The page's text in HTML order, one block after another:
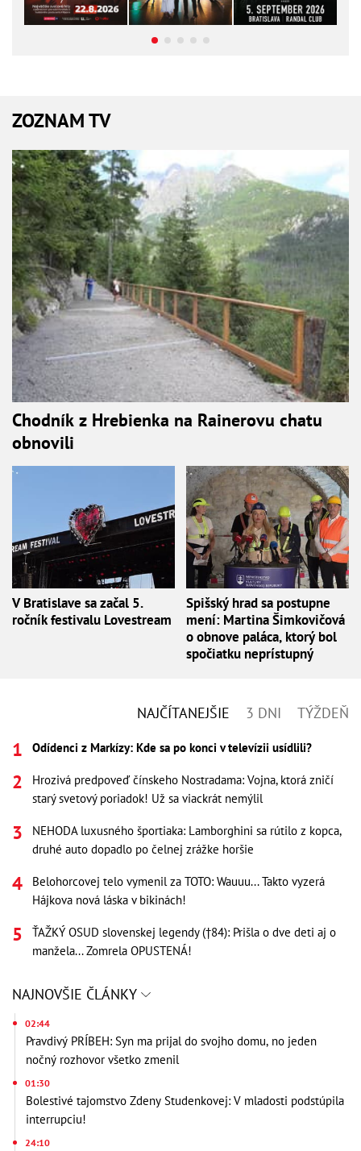
ZOZNAM TV
Chodník z Hrebienka na Rainerovu chatu
obnovili
V Bratislave sa začal 5.
ročník festivalu Lovestream
Spišský hrad sa postupne
mení: Martina Šimkovičová
o obnove paláca, ktorý bol
spočiatku neprístupný
NAJČÍTANEJŠIE 3 DNI TÝŽDEŇ
Odídenci z Markízy: Kde sa po konci v televízii usídlili?
Hrozivá predpoveď čínskeho Nostradama: Vojna, ktorá zničí
starý svetový poriadok! Už sa viackrát nemýlil
NEHODA luxusného športiaka: Lamborghini sa rútilo z kopca,
druhé auto dopadlo po čelnej zrážke horšie
Belohorcovej telo vymenil za TOTO: Wauuu... Takto vyzerá
Hájkova nová láska v bikinách!
ŤAŽKÝ OSUD slovenskej legendy (†84): Prišla o dve deti aj o
manžela... Zomrela OPUSTENÁ!
NAJNOVŠIE ČLÁNKY
02:44
Pravdivý PRÍBEH: Syn ma prijal do svojho domu, no jeden
nočný rozhovor všetko zmenil
01:30
Bolestivé tajomstvo Zdeny Studenkovej: V mladosti podstúpila
interrupciu!
24:10